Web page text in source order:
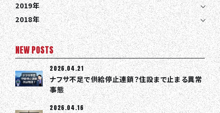
2019年
2018年
NEW POSTS
2026.04.21
ナフサ不足で供給停止連鎖？住設まで止まる異常
事態
2026.04.16